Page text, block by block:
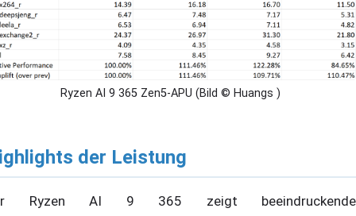
Ryzen AI 9 365 Zen5-APU (Bild © Huangs )
der Leistung
Ryzen AI 9 365 zeigt beeindruckende